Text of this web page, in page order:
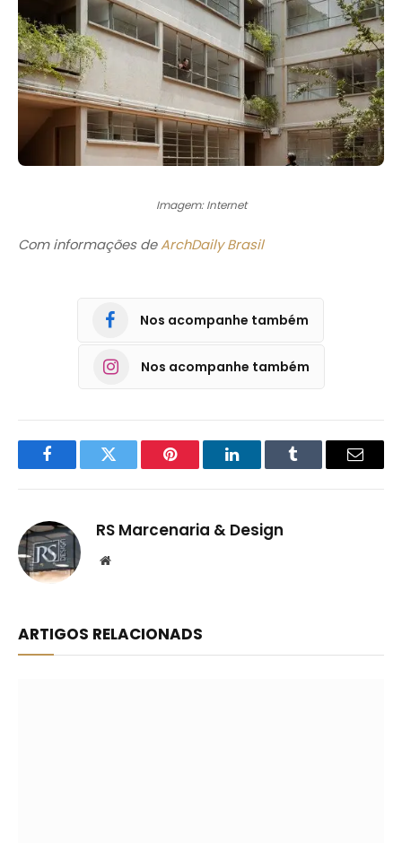
Imagem: Internet
Com informações deArchDaily Brasil
Nos acompanhe também
Nos acompanhe também
FacebookTwitter Pinterest LinkedInTumblr Email
RS Marcenaria & Design
Website
ARTIGOS RELACIONADS